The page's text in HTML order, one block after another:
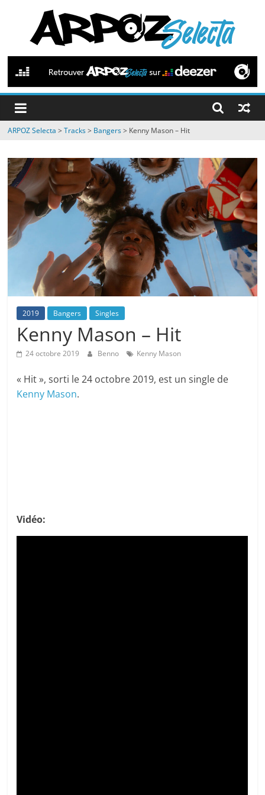
contenu
ARPOZ
Selecta
by
ARPOZ
BENNO
ARPOZ Selecta >Tracks> Bangers> Kenny Mason – Hit
2019 Bangers Singles
Kenny Mason – Hit
24 octobre 2019 Benno Kenny Mason
« Hit », sorti le 24 octobre 2019, est un single de
Kenny Mason.
Vidéo: